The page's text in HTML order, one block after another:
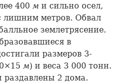
400 м и сильно осел,
лишним метров. Обвал
землетрясение.
в
размеров 3-
м) и веса 3 000 тонн.
2 дома.